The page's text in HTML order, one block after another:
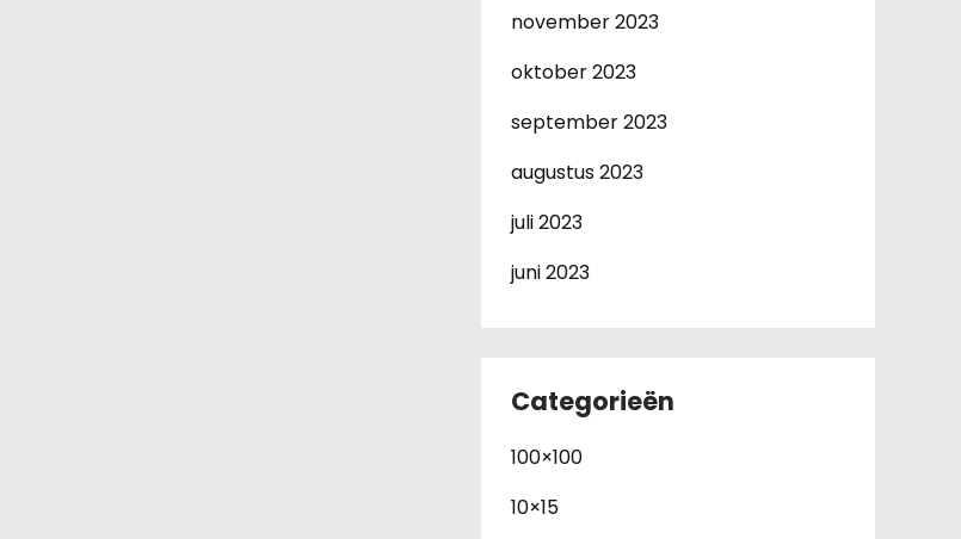
november 2023
oktober 2023
september 2023
augustus 2023
juli 2023
juni 2023
Categorieën
100×100
10×15